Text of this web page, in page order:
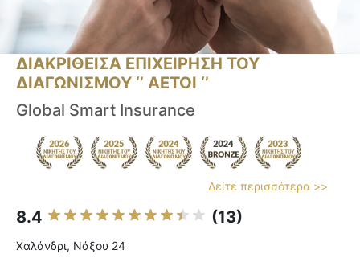
ΔΙΑΚΡΙΘΕΙΣΑ ΕΠΙΧΕΙΡΗΣΗ ΤΟΥ
ΔΙΑΓΩΝΙΣΜΟΥ ‘’ ΑΕΤΟΙ ‘’
Global Smart Insurance
Δείτε περισσότερα >>
8.4 (13)
Χαλάνδρι, Νάξου 24